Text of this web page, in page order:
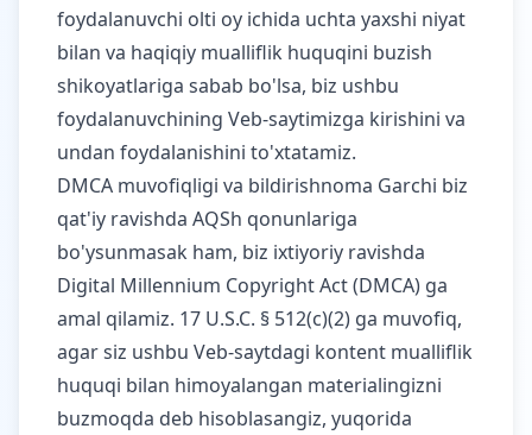
foydalanuvchi olti oy ichida uchta yaxshi niyat
bilan va haqiqiy mualliflik huquqini buzish
shikoyatlariga sabab bo'lsa, biz ushbu
foydalanuvchining Veb-saytimizga kirishini va
undan foydalanishini to'xtatamiz.
DMCA muvofiqligi va bildirishnoma Garchi biz
qat'iy ravishda AQSh qonunlariga
bo'ysunmasak ham, biz ixtiyoriy ravishda
Digital Millennium Copyright Act (DMCA) ga
amal qilamiz. 17 U.S.C. § 512(c)(2) ga muvofiq,
agar siz ushbu Veb-saytdagi kontent mualliflik
huquqi bilan himoyalangan materialingizni
buzmoqda deb hisoblasangiz, yuqorida